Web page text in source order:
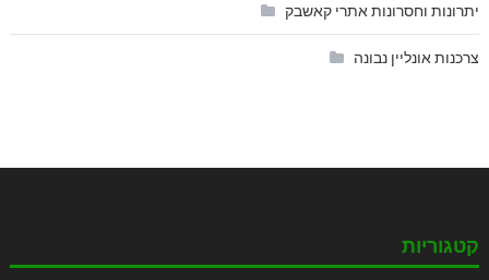
יתרונות וחסרונות אתרי קאשבק
צרכנות אונליין נבונה
קטגוריות